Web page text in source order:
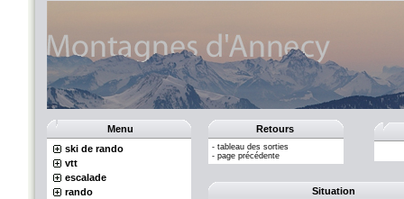
Menu
ski de rando
vtt
escalade
rando
Retours
- tableau des sorties
- page précédente
Situation